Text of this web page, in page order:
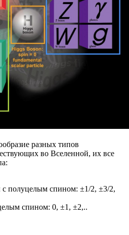
разных типов
во Вселенной, их все
полуцелым спином: ±1/2, ±3/2,
спином: 0, ±1, ±2,..